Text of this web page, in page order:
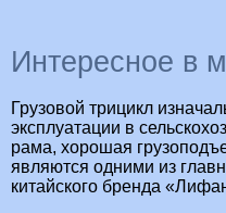
Интересное в
Грузовой трицикл
эксплуатации в
рама, хорошая
являются одними из
китайского бренда